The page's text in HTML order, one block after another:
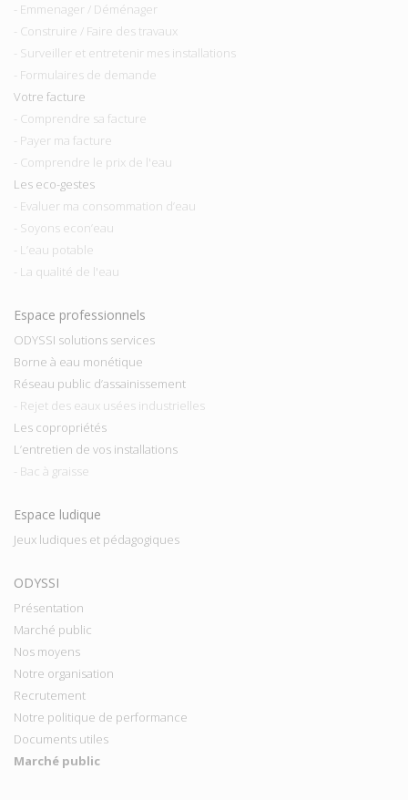
- Emmenager / Déménager
- Construire / Faire des travaux
- Surveiller et entretenir mes installations
- Formulaires de demande
Votre facture
- Comprendre sa facture
- Payer ma facture
- Comprendre le prix de l'eau
Les eco-gestes
- Evaluer ma consommation d’eau
- Soyons econ’eau
- L’eau potable
- La qualité de l'eau
Espace professionnels
ODYSSI solutions services
Borne à eau monétique
Réseau public d’assainissement
- Rejet des eaux usées industrielles
Les copropriétés
L’entretien de vos installations
- Bac à graisse
Espace ludique
Jeux ludiques et pédagogiques
ODYSSI
Présentation
Marché public
Nos moyens
Notre organisation
Recrutement
Notre politique de performance
Documents utiles
Marché public